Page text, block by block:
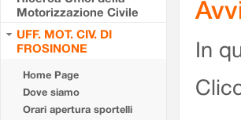
Motorizzazione Civile
UFF. MOT. CIV. DI
FROSINONE
Home Page
Dove siamo
Orari apertura sportelli
In